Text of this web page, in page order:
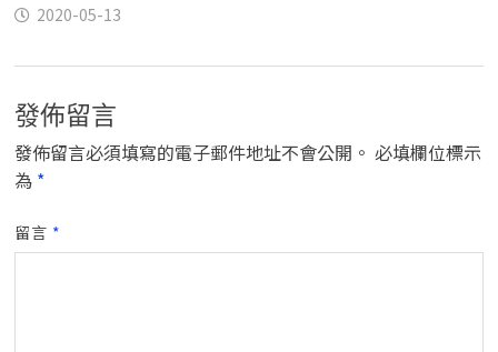
2020-05-13
發佈留言
發佈留言必須填寫的電子郵件地址不會公開。 必填欄位標示
為 *
留言 *